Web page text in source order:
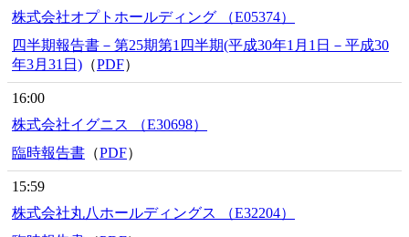
株式会社オプトホールディング （E05374）
四半期報告書－第25期第1四半期(平成30年1月1日－平成30
年3月31日) （PDF）
16:00
株式会社イグニス （E30698）
臨時報告書 （PDF）
15:59
株式会社丸八ホールディングス （E32204）